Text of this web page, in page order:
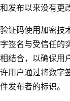
和发布以来没有更
验证码使用加密技
字签名与受信任的
相结合，以确保用
许用户通过将数字
件发布者的标识。